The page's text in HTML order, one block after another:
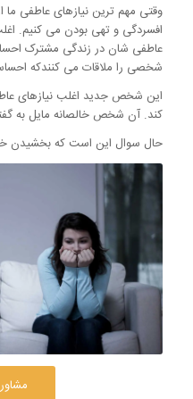
وقتی مهم ترین نیازهای عاطفی
افسردگی و تهی بودن می کنیم.
عاطفی شان در زندگی مشترک
شخصی را ملاقات می کنندکه
این شخص جدید اغلب نیازهای
کند. آن شخص خالصانه مایل به
حال سوال این است که بخشیدن